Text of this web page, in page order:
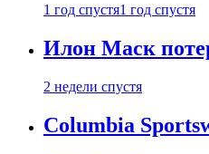
1 год спустя1 год спустя
Илон Маск
2 недели спустя
Columbia